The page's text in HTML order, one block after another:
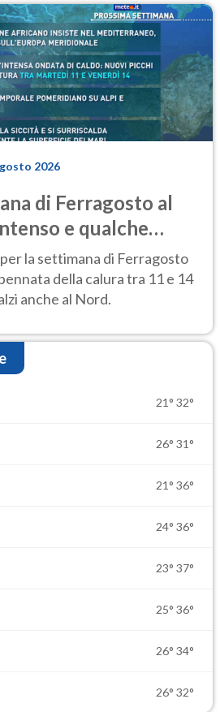
2026
di Ferragosto al
e qualche
la settimana di Ferragosto
della calura tra 11 e 14
anche al Nord.
21° 32°
26° 31°
21° 36°
24° 36°
23° 37°
25° 36°
26° 34°
26° 32°